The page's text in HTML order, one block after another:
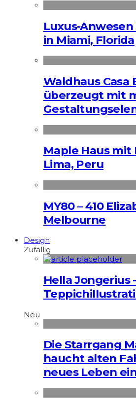
Luxus-
in Miami, Florida
Waldhaus Casa
überzeugt mit
Maple Haus mit
Lima, Peru
MY80 – 410
Melbourne
Design
Zufällig
Hella Jongerius
Neu
Die Starrgang
haucht alten
neues Leben